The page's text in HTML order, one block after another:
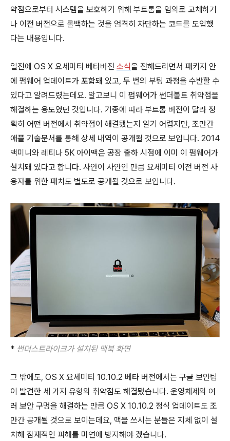
약점으로부터 시스템을 보호하기 위해 부트롬을 임의로 교체하거
나 이전 버전으로 롤백하는 것을 엄격히 차단하는 코드를 도입했
다는 내용입니다.
일전에 OS X 요세미티 베타버전 소식을 전해드리면서 패키지 안
에 펌웨어 업데이트가 포함돼 있고, 두 번의 부팅 과정을 수반할 수
있다고 알려드렸는데요. 알고보니 이 펌웨어가 썬더볼트 취약점을
해결하는 용도였던 것입니다. 기종에 따라 부트롬 버전이 달라 정
확히 어떤 버전에서 취약점이 해결됐는지 알기 어렵지만, 조만간
애플 기술문서를 통해 상세 내역이 공개될 것으로 보입니다. 2014
맥미니와 레티나 5K 아이맥은 공장 출하 시점에 이미 이 펌웨어가
설치돼 있다고 합니다. 사안이 사안인 만큼 요세미티 이전 버전 사
용자를 위한 패치도 별도로 공개될 것으로 보입니다.
* 썬더스트라이크가 설치된 맥북화면
그 밖에도, OS X 요세미티 10.10.2 베타 버전에서는 구글 보안팀
이 발견한 세 가지 유형의 취약점도 해결됐습니다. 운영체제의 여
러 보안 구멍을 해결하는 만큼 OS X 10.10.2 정식 업데이트도 조
만간 공개될 것으로 보이는데요, 맥을 쓰시는 분들은 지체 없이 설
치해 잠재적인 피해를 미연에 방지해야 겠습니다.